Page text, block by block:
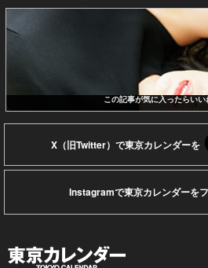
この記事が気に入ったらいい
X（旧Twitter）で東京カレンダーを
Instagramで東京カレンダーを